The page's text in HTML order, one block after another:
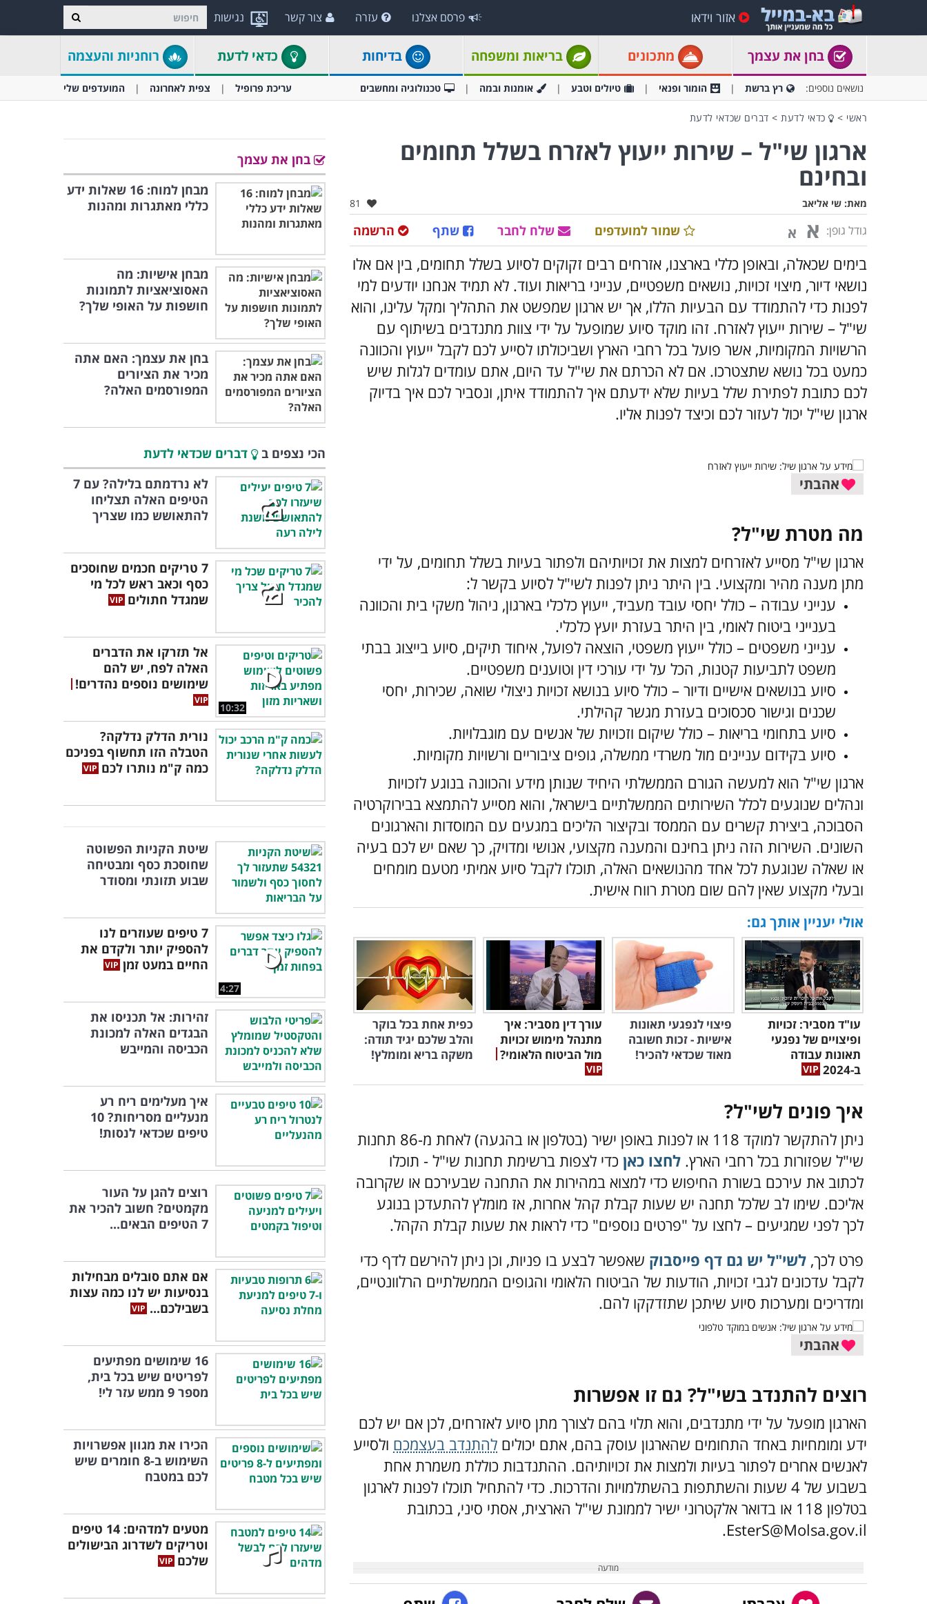
נגישות אזור וידאו פרסם אצלנו עזרה צור קשר
בחן את עצמך מתכונים בריאות ומשפחה בדיחות כדאי לדעת רוחניות והעצמה
נושאים נוספים: רץ ברשת הומור ופנאי טיולים וטבע אומנות ובמה טכנולוגיה ומחשבים עריכת פרופיל צפית לאחרונה המועדפים שלי
ראשי > כדאי לדעת > דברים שכדאי לדעת
ארגון שי"ל – שירות ייעוץ לאזרח בשלל תחומים
ובחינם
מאת: שי אליאב אהבו:
81
גודל גופן: א א הרשמה שתף שלח לחבר שמור למועדפים
בימים שכאלה, ובאופן כללי בארצנו, אזרחים רבים זקוקים לסיוע בשלל תחומים, בין אם אלו
נושאי דיור, מיצוי זכויות, נושאים משפטיים, ענייני בריאות ועוד. לא תמיד אנחנו יודעים למי
לפנות כדי להתמודד עם הבעיות הללו, אך יש ארגון שמפשט את התהליך ומקל עלינו, והוא
שי"ל – שירות ייעוץ לאזרח. זהו מוקד סיוע שמופעל על ידי צוות מתנדבים בשיתוף עם
הרשויות המקומיות, אשר פועל בכל רחבי הארץ ושביכולתו לסייע לכם לקבל ייעוץ והכוונה
כמעט בכל נושא שתצטרכו. אם לא הכרתם את שי"ל עד היום, אתם עומדים לגלות שיש
לכם כתובת לפתירת שלל בעיות שלא ידעתם איך להתמודד איתן, ונסביר לכם איך בדיוק
ארגון שי"ל יכול לעזור לכם וכיצד לפנות אליו.
02:34
אהבתי
מה מטרת שי"ל?
ארגון שי"ל מסייע לאזרחים למצות את זכויותיהם ולפתור בעיות בשלל תחומים, על ידי
מתן מענה מהיר ומקצועי. בין היתר ניתן לפנות לשי"ל לסיוע בקשר ל:
ענייני עבודה – כולל יחסי עובד מעביד, ייעוץ כלכלי בארגון, ניהול משקי בית והכוונה
בענייני ביטוח לאומי, בין היתר בעזרת יועץ כלכלי.
ענייני משפטים – כולל ייעוץ משפטי, הוצאה לפועל, איחוד תיקים, סיוע בייצוג בבתי
משפט לתביעות קטנות, הכל על ידי עורכי דין וטוענים משפטיים.
סיוע בנושאים אישיים ודיור – כולל סיוע בנושא זכויות ניצולי שואה, שכירות, יחסי
שכנים וגישור סכסוכים בעזרת מגשר קהילתי.
סיוע בתחומי בריאות – כולל שיקום וזכויות של אנשים עם מוגבלויות.
סיוע בקידום עניינים מול משרדי ממשלה, גופים ציבוריים ורשויות מקומיות.
ארגון שי"ל הוא למעשה הגורם הממשלתי היחיד שנותן מידע והכוונה בנוגע לזכויות
ונהלים שנוגעים לכלל השירותים הממשלתיים בישראל, והוא מסייע להתמצא בבירוקרטיה
הסבוכה, ביצירת קשרים עם הממסד ובקיצור הליכים במגעים עם המוסדות והארגונים
השונים. השירות הזה ניתן בחינם והמענה מקצועי, אנושי ומדויק, כך שאם יש לכם בעיה
או שאלה שנוגעת לכל אחד מהנושאים האלה, תוכלו לקבל סיוע אמיתי מטעם מומחים
ובעלי מקצוע שאין להם שום מטרת רווח אישית.
אולי יעניין אותך גם:
עו"ד מסביר: זכויות
ופיצויים של נפגעי
תאונות עבודה
ב-2024
פיצוי לנפגעי תאונות
אישיות - זכות חשובה
מאוד שכדאי להכיר!
עורך דין מסביר: איך
מתנהל מימוש זכויות
מול הביטוח הלאומי?
כפית אחת בכל בוקר
והלב שלכם יגיד תודה:
משקה בריא ומומלץ!
איך פונים לשי"ל?
שי"ל שפזורות בכל רחבי הארץ.לחצו כאןכדי לצפות ברשימת תחנות שי"ל - תוכלו
לכתוב את עירכם בשורת החיפוש כדי למצוא במהירות את התחנה שבעירכם או שקרובה
אליכם. שימו לב שלכל תחנה יש שעות קבלת קהל אחרות, אז מומלץ להתעדכן בנוגע
לכך לפני שמגיעים – לחצו על "פרטים נוספים" כדי לראות את שעות קבלת הקהל.
פרט לכך, לשי"ל יש גם דף פייסבוקשאפשר לבצע בו פניות, וכן ניתן להירשם לדף כדי
לקבל עדכונים לגבי זכויות, הודעות של הביטוח הלאומי והגופים הממשלתיים הרלוונטיים,
ומדריכים ומערכות סיוע שיתכן שתזדקקו להם.
אהבתי
בחן את עצמך
מבחן למוח: 16 שאלות ידע
כללי מאתגרות ומהנות
מבחן אישיות: מה
האסוציאציות לתמונות
חושפות על האופי שלך?
בחן את עצמך: האם אתה
מכיר את הציורים
המפורסמים האלה?
הכי נצפים ב
דברים שכדאי לדעת
לא נרדמתם בלילה? עם 7
הטיפים האלה תצליחו
להתאושש כמו שצריך
7 טריקים חכמים שחוסכים
כסף וכאב ראש לכל מי
שמגדל חתולים
10:32
אל תזרקו את הדברים
האלה לפח, יש להם
שימושים נוספים נהדרים!
נורית הדלק נדלקה?
הטבלה הזו תחשוף בפניכם
כמה ק"מ נותרו לכם
שיטת הקניות הפשוטה
שחוסכת כסף ומבטיחה
שבוע תזונתי ומסודר
4:27
7 טיפים שעוזרים לנו
להספיק יותר ולקדם את
החיים במעט זמן
זהירות: אל תכניסו את
הבגדים האלה למכונת
הכביסה והמייבש
איך מעלימים ריח רע
מנעליים מסריחות? 10
טיפים שכדאי לנסות!
רוצים להגן על העור
מקמטים? חשוב להכיר את
7 הטיפים הבאים...
אם אתם סובלים מבחילות
בנסיעות יש לנו כמה עצות
בשבילכם...
16 שימושים מפתיעים
לפריטים שיש בכל בית,
מספר 9 ממש עזר לי!
הכירו את מגוון אפשרויות
השימוש ב-8 חומרים שיש
לכם במטבח
מטעים למדהים: 14 טיפים
וטריקים לשדרוג הבישולים
שלכם